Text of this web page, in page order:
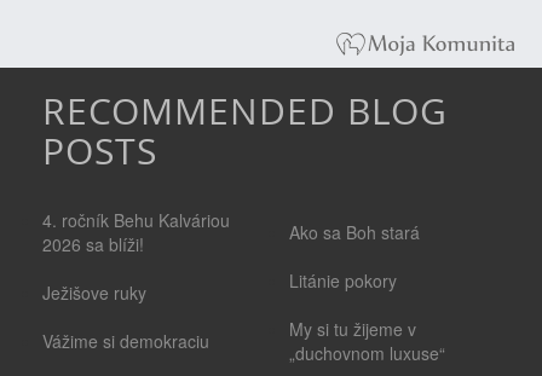
RECOMMENDED BLOG
POSTS
4. ročník Behu Kalváriou
2026 sa blíži!
Ježišove ruky
Vážime si demokraciu
Ako sa Boh stará
Litánie pokory
My si tu žijeme v
„duchovnom luxuse“